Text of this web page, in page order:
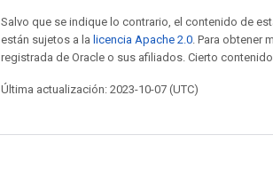
Salvo que se indique lo contrario, el contenido de
están sujetos a la licencia Apache 2.0 . Para obtener
registrada de Oracle o sus afiliados. Cierto
Última actualización: 2023-10-07 (UTC)